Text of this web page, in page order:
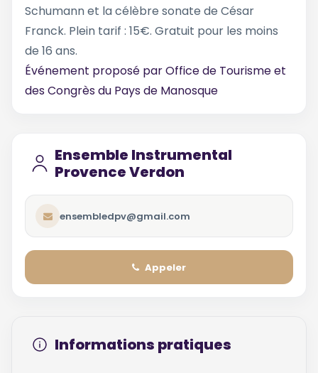
Schumann et la célèbre sonate de César
Franck. Plein tarif : 15€. Gratuit pour les moins
de 16 ans.
Événement proposé parOffice de Tourisme et
des Congrès du Pays de Manosque
Ensemble Instrumental
Provence Verdon
ensembledpv@gmail.com
Appeler
Informations pratiques